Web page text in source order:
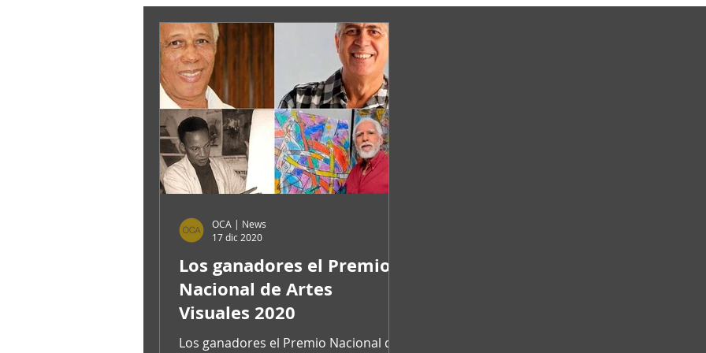
Los ganadores el Premio
Nacional de Artes
Visuales 2020
Los ganadores el Premio Nacional de
OCA | News
17 dic 2020